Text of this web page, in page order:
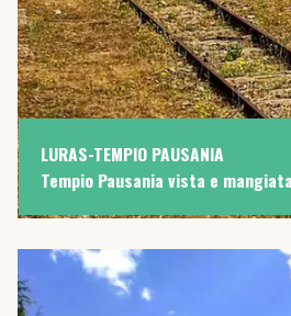
LURAS-TEMPIO PAUSANIA
Tempio Pausania vista e mangiata